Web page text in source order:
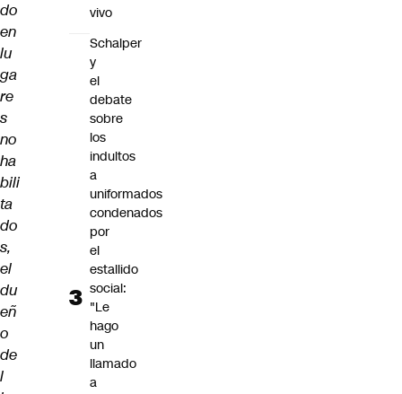
do
en
lu
ga
re
s
no
ha
bili
ta
do
s,
el
du
eñ
o
de
l
vivo
Schalper
y
el
debate
sobre
los
indultos
a
uniformados
condenados
por
el
estallido
social:
"Le
hago
un
llamado
a